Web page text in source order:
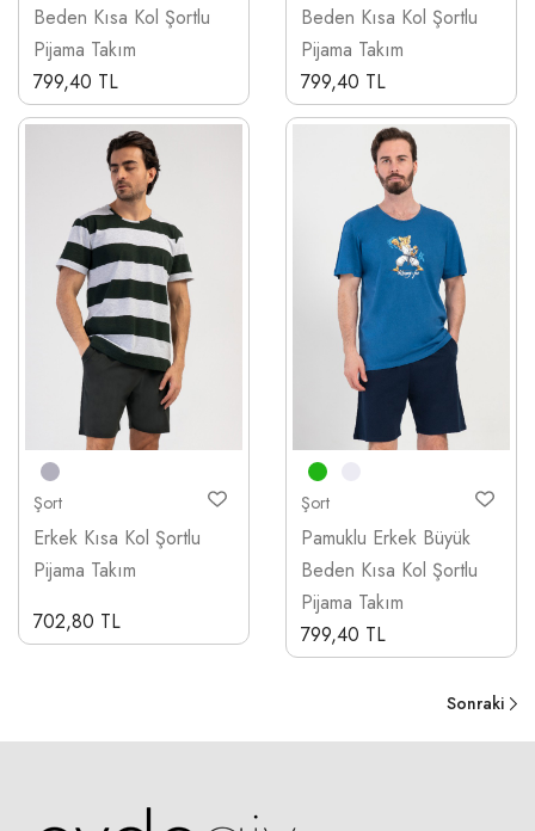
Beden Kısa Kol Şortlu
Pijama Takım
799,40 TL
Beden Kısa Kol Şortlu
Pijama Takım
799,40 TL
Şort
Erkek Kısa Kol Şortlu
Pijama Takım
702,80 TL
Şort
Pamuklu Erkek Büyük
Beden Kısa Kol Şortlu
Pijama Takım
799,40 TL
Sonraki